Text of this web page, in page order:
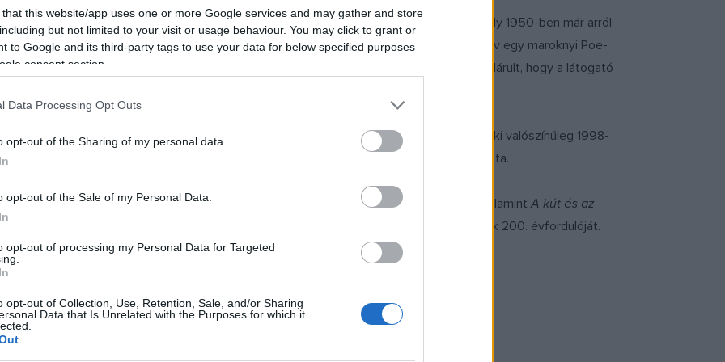
that this website/app uses one or more Google services and may gather and store
but not limited to your visit or usage behaviour. You may click to grant or
to Google and its third-party tags to use your data for below specified purposes
consent section.
Data Processing Opt Outs
opt-out of the Sharing of my personal data.
opt-out of the Sale of my Personal Data.
opt-out of processing my Personal Data for Targeted
opt-out of Collection, Use, Retention, Sale, and/or Sharing
Data that Is Unrelated with the Purposes for which it
1949-ben született meg. Ennek bizonyítéka a The Baltimore Sun című lap, amely 1950-ben már arról
egy kiváló minőségű ital üvegét helyezi el a sírkövön." Jerome minden évben meghív egy maroknyi Poe-
hogy segítsen a "köszöntőnek" fenntartani ismeretlenségét. Annyit azonban elárult, hogy a látogató
pedig sálat, mint korábban.
közölte: "A fáklya átadásra kerül". Egy későbbi levélből kiderült, hogy a férfi, aki valószínűleg 1998-
idei látogató Jerome szerint ugyanaz volt, mint tavaly, termetéről, járásáról azonosította.
A hollóés azEldorádó című költemények, vagy A Morgue utcai kettős gyilkosság, valamintA kút és az
meg Baltimore-ban, miután összeesett egy kocsmában. Jövőre ünneplik születésének 200. évfordulóját.